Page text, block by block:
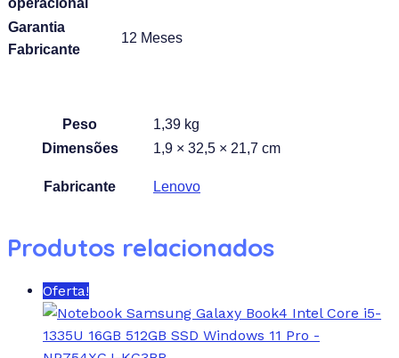
Garantia
Fabricante
12 Meses
Peso
1,39 kg
Dimensões
1,9 × 32,5 × 21,7 cm
Fabricante Lenovo
Produtos relacionados
Oferta!